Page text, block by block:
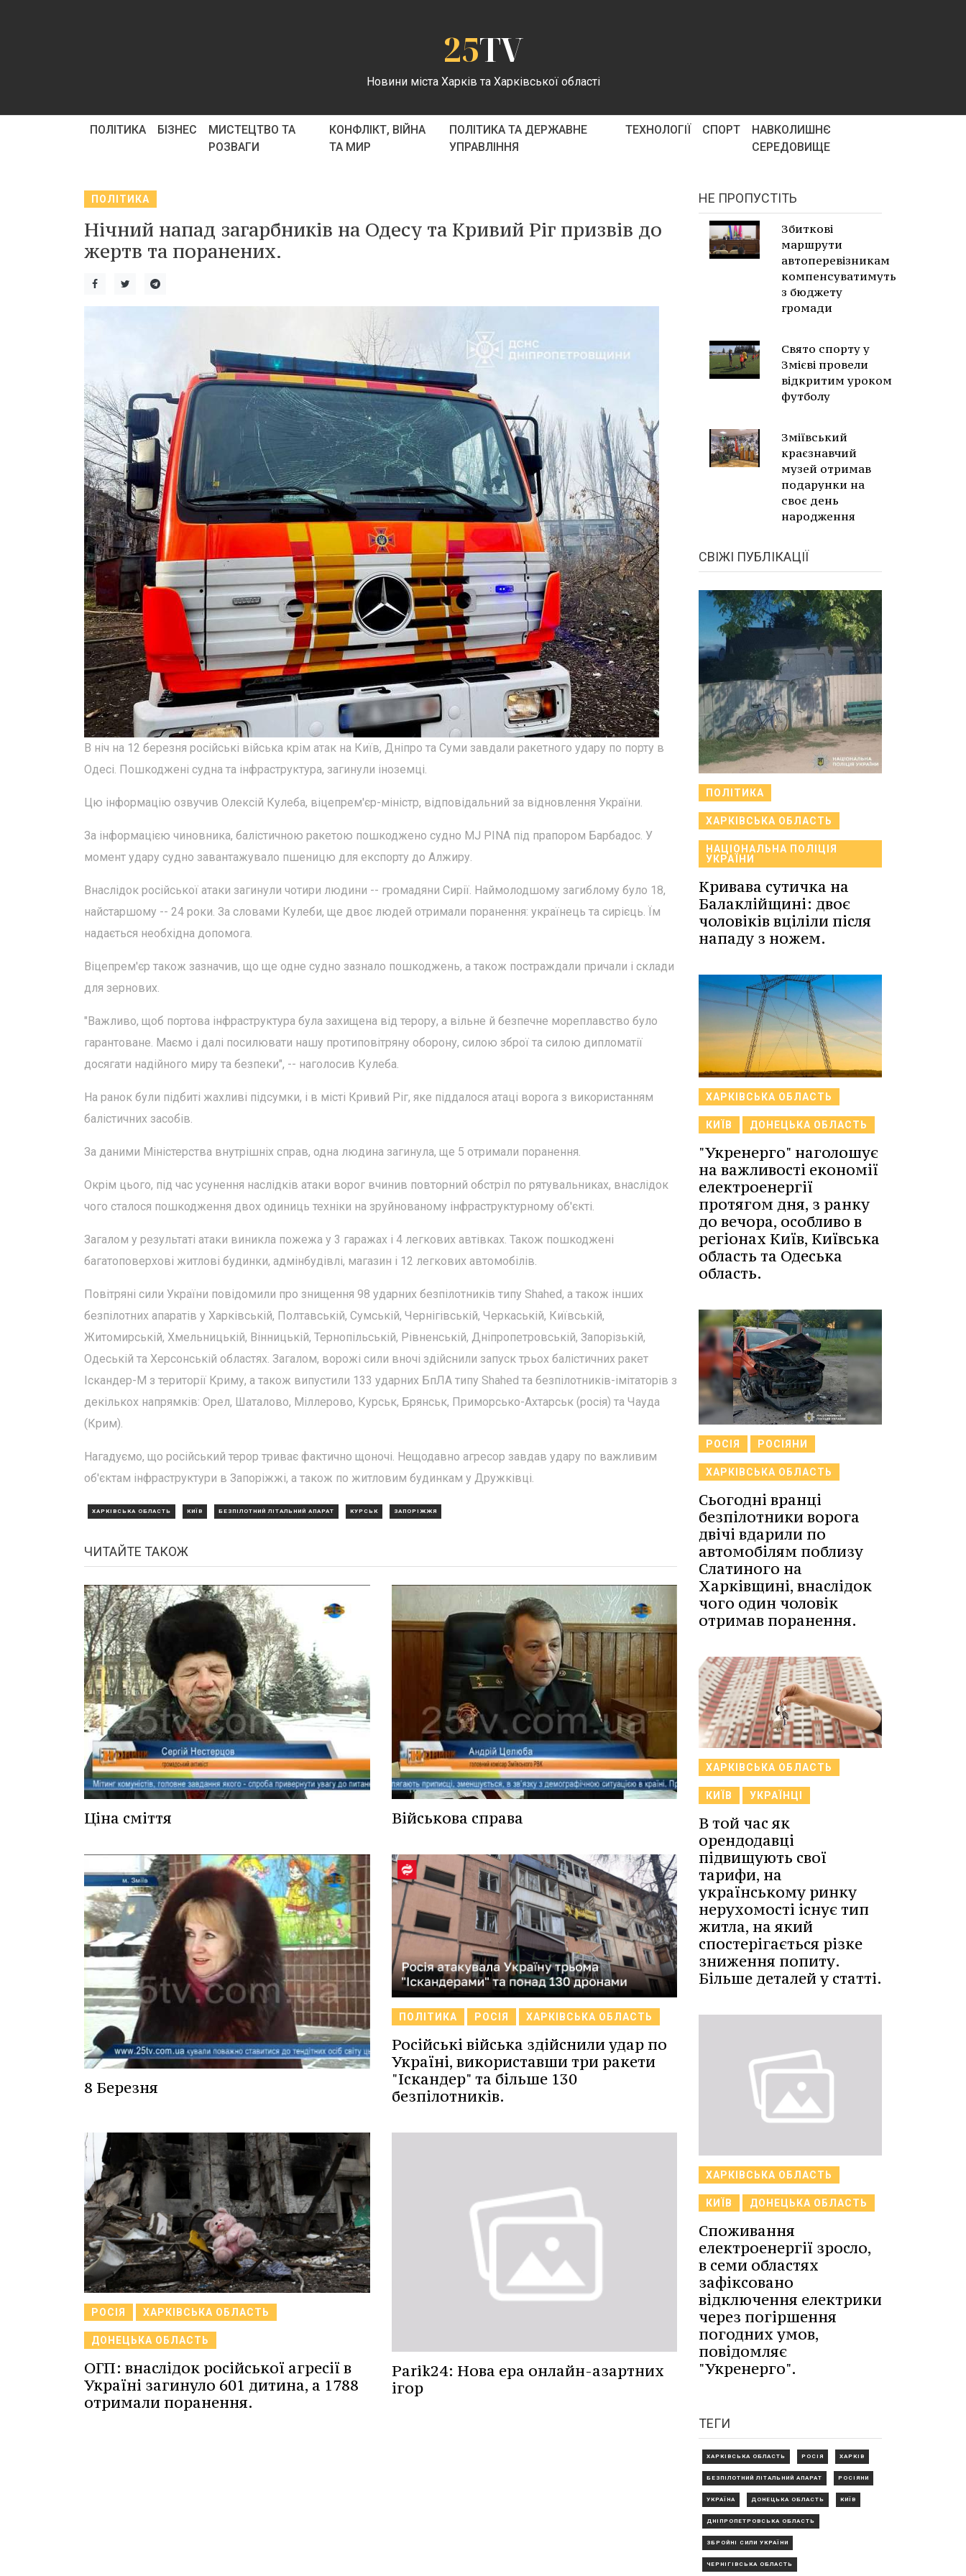
25TV
Новини міста Харків та Харківської області
ПОЛІТИКА БІЗНЕС
МИСТЕЦТВО ТА
РОЗВАГИ
КОНФЛІКТ, ВІЙНА
ТА МИР
ПОЛІТИКА ТА ДЕРЖАВНЕ
УПРАВЛІННЯ
ТЕХНОЛОГІЇ СПОРТ
НАВКОЛИШНЄ
СЕРЕДОВИЩЕ
ПОЛІТИКА
Нічний напад загарбників на Одесу та Кривий Ріг призвів до
жертв та поранених.
В ніч на 12 березня російські війська крім атак на Київ, Дніпро та Суми завдали ракетного удару по порту в
Одесі. Пошкоджені судна та інфраструктура, загинули іноземці.
Цю інформацію озвучив Олексій Кулеба, віцепрем'єр-міністр, відповідальний за відновлення України.
За інформацією чиновника, балістичною ракетою пошкоджено судно MJ PINA під прапором Барбадос. У
момент удару судно завантажувало пшеницю для експорту до Алжиру.
Внаслідок російської атаки загинули чотири людини -- громадяни Сирії. Наймолодшому загиблому було 18,
найстаршому -- 24 роки. За словами Кулеби, ще двоє людей отримали поранення: українець та сирієць. Їм
надається необхідна допомога.
Віцепрем'єр також зазначив, що ще одне судно зазнало пошкоджень, а також постраждали причали і склади
для зернових.
"Важливо, щоб портова інфраструктура була захищена від терору, а вільне й безпечне мореплавство було
гарантоване. Маємо і далі посилювати нашу протиповітряну оборону, силою зброї та силою дипломатії
досягати надійного миру та безпеки", -- наголосив Кулеба.
На ранок були підбиті жахливі підсумки, і в місті Кривий Ріг, яке піддалося атаці ворога з використанням
балістичних засобів.
За даними Міністерства внутрішніх справ, одна людина загинула, ще 5 отримали поранення.
Окрім цього, під час усунення наслідків атаки ворог вчинив повторний обстріл по рятувальниках, внаслідок
чого сталося пошкодження двох одиниць техніки на зруйнованому інфраструктурному об'єкті.
Загалом у результаті атаки виникла пожежа у 3 гаражах і 4 легкових автівках. Також пошкоджені
багатоповерхові житлові будинки, адмінбудівлі, магазин і 12 легкових автомобілів.
Повітряні сили України повідомили про знищення 98 ударних безпілотників типу Shahed, а також інших
безпілотних апаратів у Харківській, Полтавській, Сумській, Чернігівській, Черкаській, Київській,
Житомирській, Хмельницькій, Вінницькій, Тернопільській, Рівненській, Дніпропетровській, Запорізькій,
Одеській та Херсонській областях. Загалом, ворожі сили вночі здійснили запуск трьох балістичних ракет
Іскандер-М з території Криму, а також випустили 133 ударних БпЛА типу Shahed та безпілотників-імітаторів з
декількох напрямків: Орел, Шаталово, Міллерово, Курськ, Брянськ, Приморсько-Ахтарськ (росія) та Чауда
(Крим).
Нагадуємо, що російський терор триває фактично щоночі. Нещодавно агресор завдав удару по важливим
об'єктам інфраструктури в Запоріжжі, а також по житловим будинкам у Дружківці.
ХАРКІВСЬКА ОБЛАСТЬ КИЇВ БЕЗПІЛОТНИЙ ЛІТАЛЬНИЙ АПАРАТ КУРСЬК ЗАПОРІЖЖЯ
ЧИТАЙТЕ ТАКОЖ
Ціна сміття Військова справа
8 Березня
ПОЛІТИКА РОСІЯ ХАРКІВСЬКА ОБЛАСТЬ
Російські війська здійснили удар по
Україні, використавши три ракети
"Іскандер" та більше 130
безпілотників.
РОСІЯ ХАРКІВСЬКА ОБЛАСТЬ
ДОНЕЦЬКА ОБЛАСТЬ
ОГП: внаслідок російської агресії в
Україні загинуло 601 дитина, а 1788
отримали поранення.
Parik24: Нова ера онлайн-азартних
ігор
НЕ ПРОПУСТІТЬ
Збиткові
маршрути
автоперевізникам
компенсуватимуть
з бюджету
громади
Свято спорту у
Змієві провели
відкритим уроком
футболу
Зміївський
краєзнавчий
музей отримав
подарунки на
своє день
народження
СВІЖІ ПУБЛІКАЦІЇ
ПОЛІТИКА
ХАРКІВСЬКА ОБЛАСТЬ
НАЦІОНАЛЬНА ПОЛІЦІЯ
УКРАЇНИ
Кривава сутичка на
Балаклійщині: двоє
чоловіків вціліли після
нападу з ножем.
ХАРКІВСЬКА ОБЛАСТЬ
КИЇВ ДОНЕЦЬКА ОБЛАСТЬ
"Укренерго" наголошує
на важливості економії
електроенергії
протягом дня, з ранку
до вечора, особливо в
регіонах Київ, Київська
область та Одеська
область.
РОСІЯ РОСІЯНИ
ХАРКІВСЬКА ОБЛАСТЬ
Сьогодні вранці
безпілотники ворога
двічі вдарили по
автомобілям поблизу
Слатиного на
Харківщині, внаслідок
чого один чоловік
отримав поранення.
ХАРКІВСЬКА ОБЛАСТЬ
КИЇВ УКРАЇНЦІ
В той час як
орендодавці
підвищують свої
тарифи, на
українському ринку
нерухомості існує тип
житла, на який
спостерігається різке
зниження попиту.
Більше деталей у статті.
ХАРКІВСЬКА ОБЛАСТЬ
КИЇВ ДОНЕЦЬКА ОБЛАСТЬ
Споживання
електроенергії зросло,
в семи областях
зафіксовано
відключення електрики
через погіршення
погодних умов,
повідомляє
"Укренерго".
ТЕГИ
ХАРКІВСЬКА ОБЛАСТЬ РОСІЯ ХАРКІВ
БЕЗПІЛОТНИЙ ЛІТАЛЬНИЙ АПАРАТ РОСІЯНИ
УКРАЇНА ДОНЕЦЬКА ОБЛАСТЬ КИЇВ
ДНІПРОПЕТРОВСЬКА ОБЛАСТЬ
ЗБРОЙНІ СИЛИ УКРАЇНИ
ЧЕРНІГІВСЬКА ОБЛАСТЬ